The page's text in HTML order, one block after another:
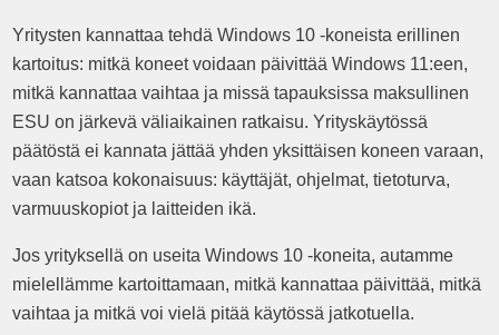
Yritysten kannattaa tehdä Windows 10 -koneista erillinen
kartoitus: mitkä koneet voidaan päivittää Windows 11:een,
mitkä kannattaa vaihtaa ja missä tapauksissa maksullinen
ESU on järkevä väliaikainen ratkaisu. Yrityskäytössä
päätöstä ei kannata jättää yhden yksittäisen koneen varaan,
vaan katsoa kokonaisuus: käyttäjät, ohjelmat, tietoturva,
varmuuskopiot ja laitteiden ikä.
Jos yrityksellä on useita Windows 10 -koneita, autamme
mielellämme kartoittamaan, mitkä kannattaa päivittää, mitkä
vaihtaa ja mitkä voi vielä pitää käytössä jatkotuella.